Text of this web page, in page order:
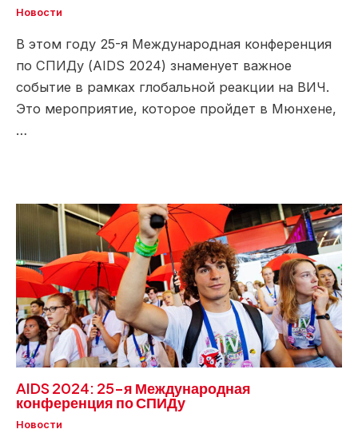
Новости
В этом году 25-я Международная конференция
по СПИДу (AIDS 2024) знаменует важное
событие в рамках глобальной реакции на ВИЧ.
Это мероприятие, которое пройдет в Мюнхене,
…
AIDS 2024: 25-я Международная
конференция по СПИДу
Новости